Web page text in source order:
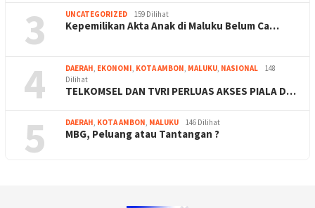
3 UNCATEGORIZED 159 Dilihat
Kepemilikan Akta Anak di Maluku Belum Ca…
4 DAERAH, EKONOMI, KOTA AMBON, MALUKU, NASIONAL
148
Dilihat
TELKOMSEL DAN TVRI PERLUAS AKSES PIALA D…
5 DAERAH, KOTA AMBON, MALUKU 146 Dilihat
MBG, Peluang atau Tantangan ?